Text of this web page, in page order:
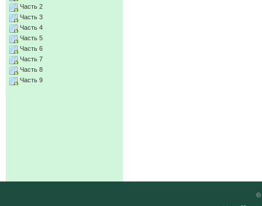
Часть 2
Часть 3
Часть 4
Часть 5
Часть 6
Часть 7
Часть 8
Часть 9
©